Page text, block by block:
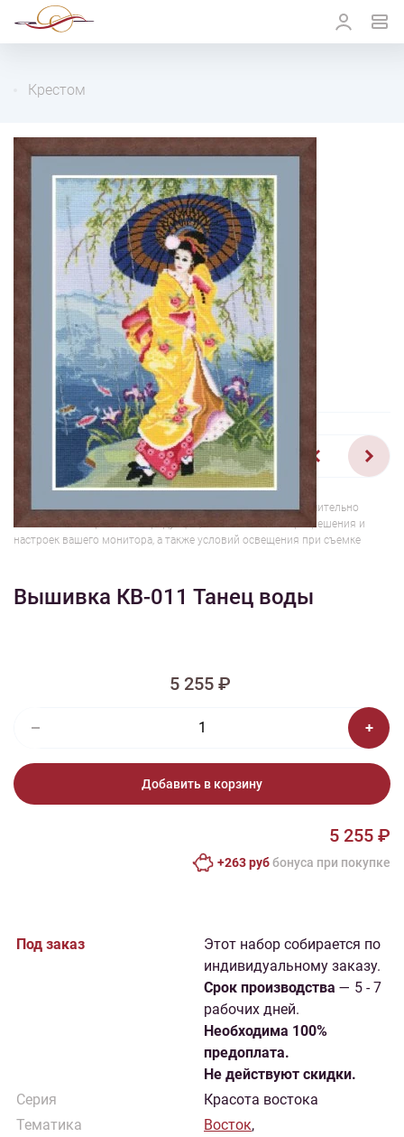
Крестом
1/2
Изображения и цвет представленного товара могут незначительно
отличаться от оригинала продукции, взависимости от разрешения и
настроек вашего монитора, а также условий освещения при съемке
Вышивка КВ-011 Танец воды
5 255 ₽
Добавить в корзину
5 255 ₽
+263 руббонусa при покупке
Под заказ
Этот набор собирается по
индивидуальному заказу.
Cрок производства — 5 - 7
рабочих дней.
Необходима 100%
предоплата.
Не действуют скидки.
Серия
Красота востока
Тематика
Восток,